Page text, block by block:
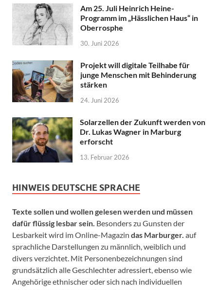
Am 25. Juli Heinrich Heine-
Programm im „Hässlichen Haus“ in
Oberrosphe
30. Juni 2026
Projekt will digitale Teilhabe für
junge Menschen mit Behinderung
stärken
24. Juni 2026
Solarzellen der Zukunft werden von
Dr. Lukas Wagner in Marburg
erforscht
13. Februar 2026
HINWEIS DEUTSCHE SPRACHE
Texte sollen und wollen gelesen werden und müssen
dafür flüssig lesbar sein. Besonders zu Gunsten der
Lesbarkeit wird im Online-Magazin das Marburger. auf
sprachliche Darstellungen zu männlich, weiblich und
divers verzichtet. Mit Personenbezeichnungen sind
grundsätzlich alle Geschlechter adressiert, ebenso wie
Angehörige ethnischer oder sich nach individuellen